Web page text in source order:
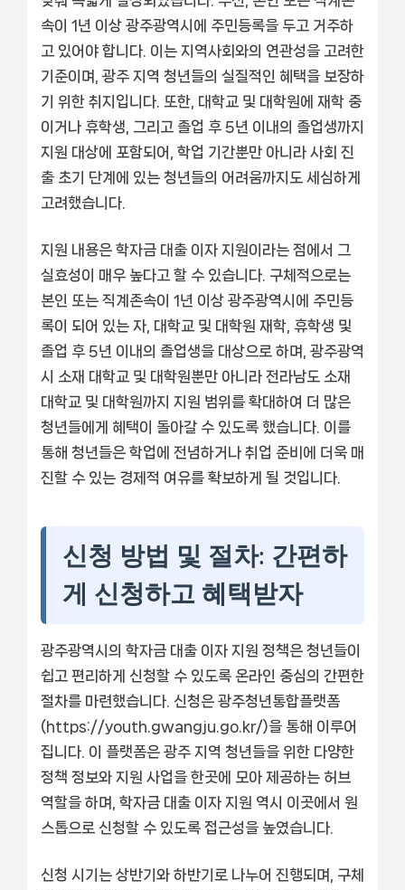
속이 1년 이상 광주광역시에 주민등록을 두고 거주하
고 있어야 합니다. 이는 지역사회와의 연관성을 고려한
기준이며, 광주 지역 청년들의 실질적인 혜택을 보장하
기 위한 취지입니다. 또한, 대학교 및 대학원에 재학 중
이거나 휴학생, 그리고 졸업 후 5년 이내의 졸업생까지
지원 대상에 포함되어, 학업 기간뿐만 아니라 사회 진
출 초기 단계에 있는 청년들의 어려움까지도 세심하게
고려했습니다.
지원 내용은 학자금 대출 이자 지원이라는 점에서 그
실효성이 매우 높다고 할 수 있습니다. 구체적으로는
본인 또는 직계존속이 1년 이상 광주광역시에 주민등
록이 되어 있는 자, 대학교 및 대학원 재학, 휴학생 및
졸업 후 5년 이내의 졸업생을 대상으로 하며, 광주광역
시 소재 대학교 및 대학원뿐만 아니라 전라남도 소재
대학교 및 대학원까지 지원 범위를 확대하여 더 많은
청년들에게 혜택이 돌아갈 수 있도록 했습니다. 이를
통해 청년들은 학업에 전념하거나 취업 준비에 더욱 매
진할 수 있는 경제적 여유를 확보하게 될 것입니다.
신청 방법 및 절차: 간편하
게 신청하고 혜택받자
광주광역시의 학자금 대출 이자 지원 정책은 청년들이
쉽고 편리하게 신청할 수 있도록 온라인 중심의 간편한
절차를 마련했습니다. 신청은 광주청년통합플랫폼
(https://youth.gwangju.go.kr/)을 통해 이루어
집니다. 이 플랫폼은 광주 지역 청년들을 위한 다양한
정책 정보와 지원 사업을 한곳에 모아 제공하는 허브
역할을 하며, 학자금 대출 이자 지원 역시 이곳에서 원
스톱으로 신청할 수 있도록 접근성을 높였습니다.
신청 시기는 상반기와 하반기로 나누어 진행되며, 구체